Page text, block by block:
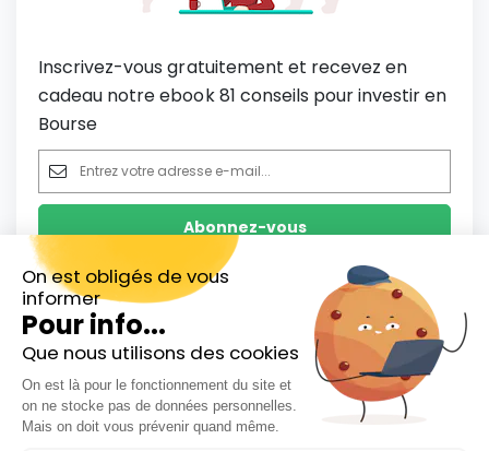
On est obligés de vous
informer
Pour info...
Que nous utilisons des cookies
On est là pour le fonctionnement du site et
on ne stocke pas de données personnelles.
Mais on doit vous prévenir quand même.
Inscrivez-vous gratuitement et recevez en
cadeau notre ebook 81 conseils pour investir en
Bourse
En cochant cette case, j'accepte la
politique de
confidentialité de ce site
Comment acheter des actions en Bourse ?
Guide 2026
Inscrivez-vous gratuitement à
notre Newsletter hebdo
En cadeau notre ebook